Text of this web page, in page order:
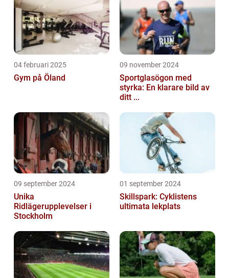
04 februari 2025
Gym på Öland
09 november 2024
Sportglasögon med
styrka: En klarare bild av
ditt ...
09 september 2024
Unika
Ridlägerupplevelser i
Stockholm
01 september 2024
Skillspark: Cyklistens
ultimata lekplats